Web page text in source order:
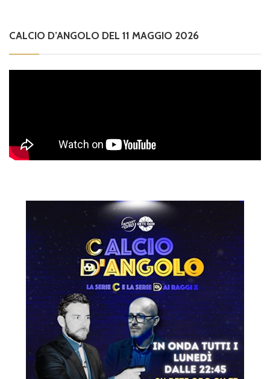
CALCIO D’ANGOLO DEL 11 MAGGIO 2026